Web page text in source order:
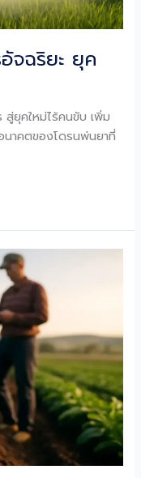
จฉริยะ ยุค
ยุคใหม่ไร้คนขับ เพิ่ม
นาคตของโดรนพ่นยาที่